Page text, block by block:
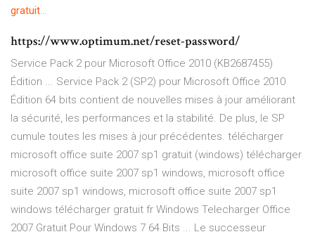
gratuit…
https://www.optimum.net/reset-password/
Service Pack 2 pour Microsoft Office 2010 (KB2687455)
Édition ... Service Pack 2 (SP2) pour Microsoft Office 2010
Édition 64 bits contient de nouvelles mises à jour améliorant
la sécurité, les performances et la stabilité. De plus, le SP
cumule toutes les mises à jour précédentes. télécharger
microsoft office suite 2007 sp1 gratuit (windows) télécharger
microsoft office suite 2007 sp1 windows, microsoft office
suite 2007 sp1 windows, microsoft office suite 2007 sp1
windows télécharger gratuit fr Windows Telecharger Office
2007 Gratuit Pour Windows 7 64 Bits ... Le successeur